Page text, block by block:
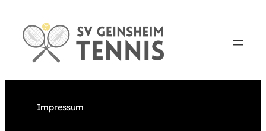
springen
Impressum